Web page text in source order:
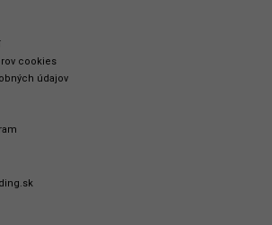
cookies
údajov